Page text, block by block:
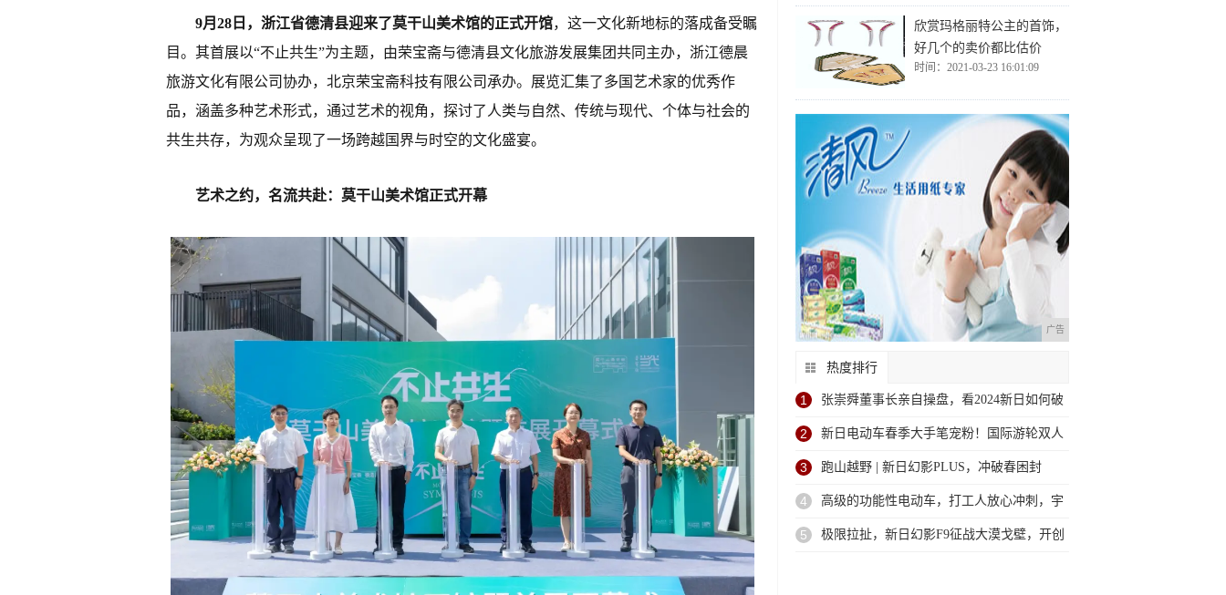
9月28日，浙江省德清县迎来了莫干山美术馆的正式开馆，这一文化新地标的落成备受瞩
目。其首展以“不止共生”为主题，由荣宝斋与德清县文化旅游发展集团共同主办，浙江德晨
旅游文化有限公司协办，北京荣宝斋科技有限公司承办。展览汇集了多国艺术家的优秀作
品，涵盖多种艺术形式，通过艺术的视角，探讨了人类与自然、传统与现代、个体与社会的
共生共存，为观众呈现了一场跨越国界与时空的文化盛宴。
艺术之约，名流共赴：莫干山美术馆正式开幕
欣赏玛格丽特公主的首饰，
好几个的卖价都比估价
时间：2021-03-23 16:01:09
广告
热度排行
1 张崇舜董事长亲自操盘，看2024新日如何破
2 新日电动车春季大手笔宠粉！国际游轮双人
游
3 跑山越野 | 新日幻影PLUS，冲破春困封
4 高级的功能性电动车，打工人放心冲刺，宇
腾H
5 极限拉扯，新日幻影F9征战大漠戈壁，开创